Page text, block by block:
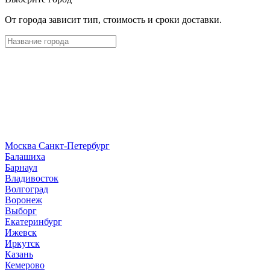
От города зависит тип, стоимость и сроки доставки.
Москва Санкт-Петербург
Балашиха
Барнаул
Владивосток
Волгоград
Воронеж
Выборг
Екатеринбург
Ижевск
Иркутск
Казань
Кемерово